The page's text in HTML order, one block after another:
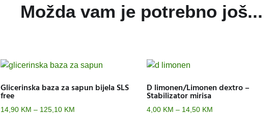
Možda vam je potrebno još...
Glicerinska baza za sapun bijela SLS
free
14,90 KM – 125,10 KM
D limonen/Limonen dextro –
Stabilizator mirisa
4,00 KM – 14,50 KM